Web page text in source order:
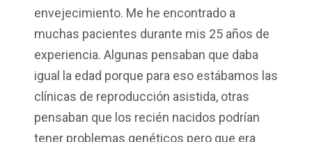
envejecimiento. Me he encontrado a
muchas pacientes durante mis 25 años de
experiencia. Algunas pensaban que daba
igual la edad porque para eso estábamos las
clínicas de reproducción asistida, otras
pensaban que los recién nacidos podrían
tener problemas genéticos pero que era